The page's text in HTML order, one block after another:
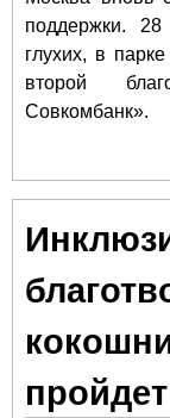
поддержки.
глухих, в
второй
Совкомбанк».